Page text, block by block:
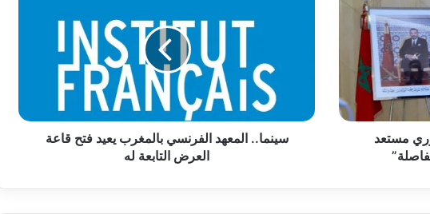
مستعد
التابعة
سينما.. المعهد الفرنسي بالمغرب يعيد فتح قاعة
العرض التابعة له